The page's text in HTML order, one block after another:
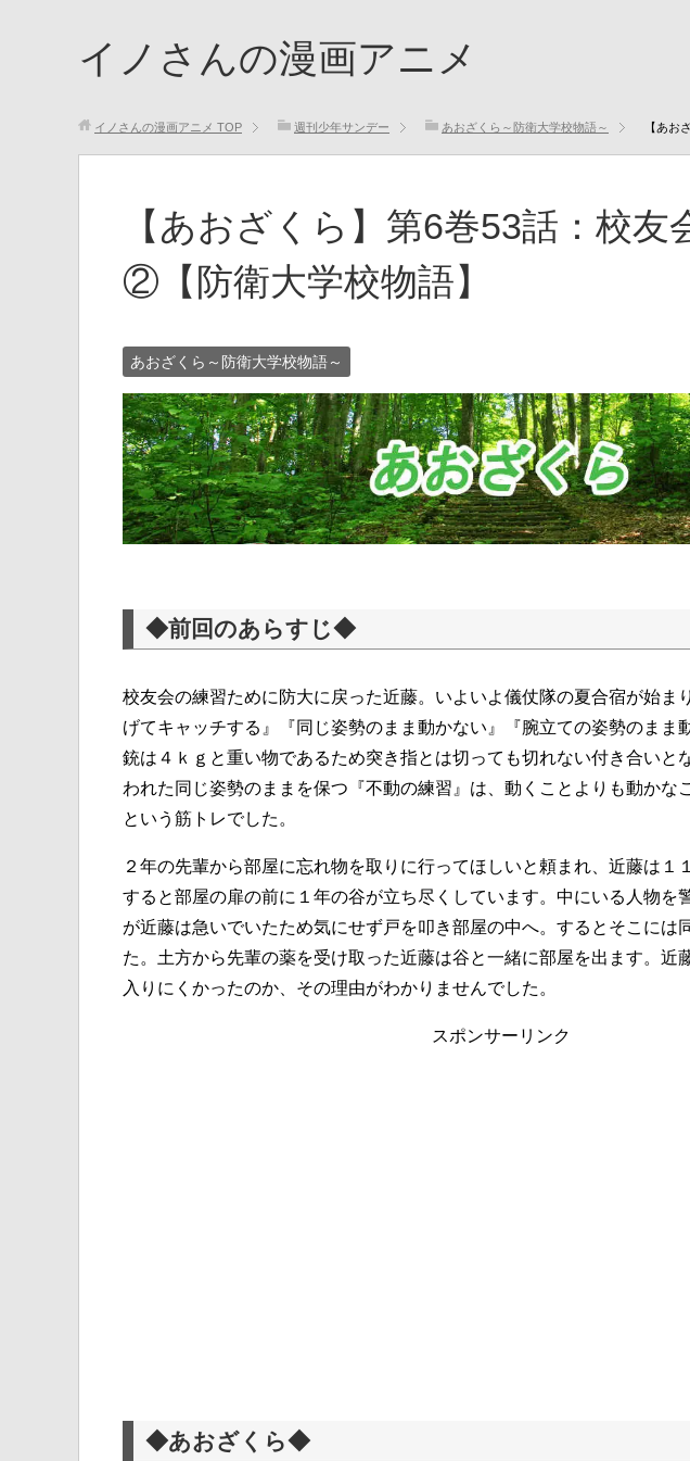
イノさんの漫画アニメ
イノさんの漫画アニメ TOP 週刊少年サンデー あおざくら～防衛大学校物語～ 【あお
【あおざくら】第6巻53話：校友
②【防衛大学校物語】
あおざくら～防衛大学校物語～
◆前回のあらすじ◆
校友会の練習ために防大に戻った近藤。いよいよ儀仗隊の夏合宿が始ま
げてキャッチする』『同じ姿勢のまま動かない』『腕立ての姿勢のまま
銃は４ｋｇと重い物であるため突き指とは切っても切れない付き合いと
われた同じ姿勢のままを保つ『不動の練習』は、動くことよりも動かな
という筋トレでした。
２年の先輩から部屋に忘れ物を取りに行ってほしいと頼まれ、近藤は１
すると部屋の扉の前に１年の谷が立ち尽くしています。中にいる人物を
が近藤は急いでいたため気にせず戸を叩き部屋の中へ。するとそこには
た。土方から先輩の薬を受け取った近藤は谷と一緒に部屋を出ます。近
入りにくかったのか、その理由がわかりませんでした。
スポンサーリンク
◆あおざくら◆